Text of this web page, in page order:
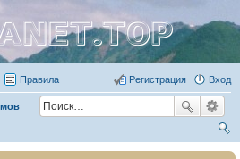
Правила Вход
Регистрация
ои